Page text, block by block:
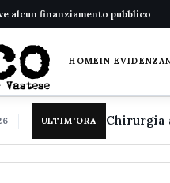
alcun finanziamento pubblico
HOMEIN EVIDENZA
ULTIM'ORA